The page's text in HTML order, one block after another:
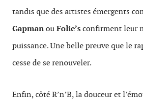
tandis que des artistes émergents
GapmanouFolie’sconfirment leur
puissance. Une belle preuve que le
cesse de se renouveler.
Enfin, côté R’n’B, la douceur et